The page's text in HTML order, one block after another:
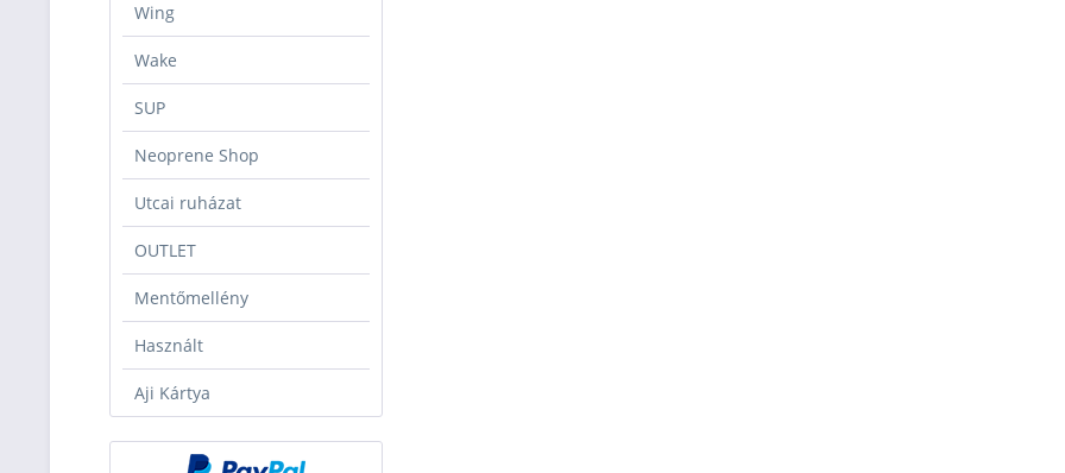
Wing
Wake
SUP
Neoprene Shop
Utcai ruházat
OUTLET
Mentőmellény
Használt
Aji Kártya